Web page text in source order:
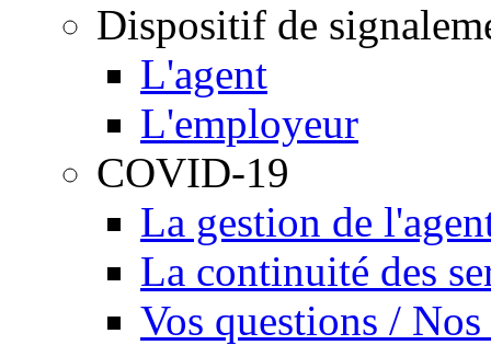
Dispositif de
L'agent
L'employeur
COVID-19
La gestion de
La continuité des
Vos questions / Nos